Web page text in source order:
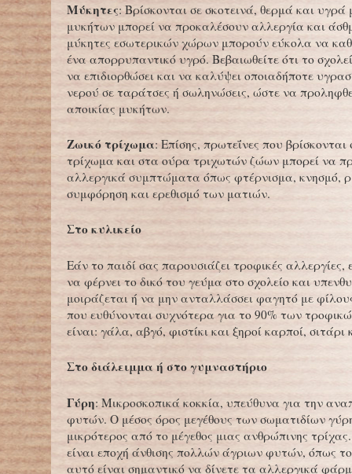
Μύκητες: Βρίσκονται σε σκοτεινά, θερμά και υγρά
μυκήτων μπορεί να προκαλέσουν αλλεργία και
μύκητες εσωτερικών χώρων μπορούν εύκολα να
ένα απορρυπαντικό υγρό. Βεβαιωθείτε ότι το
να επιδιορθώσει και να καλύψει οποιαδήποτε
νερού σε ταράτσες ή σωληνώσεις, ώστε να
αποικίας μυκήτων.
Ζωικό τρίχωμα: Επίσης, πρωτεΐνες που
τρίχωμα και στα ούρα τριχωτών ζώων μπορεί να
αλλεργικά συμπτώματα όπως φτέρνισμα, κνησμό,
συμφόρηση και ερεθισμό των ματιών.
Στο κυλικείο
Εάν το παιδί σας παρουσιάζει τροφικές αλλεργίες,
να φέρνει το δικό του γεύμα στο σχολείο και
μοιράζεται ή να μην ανταλλάσσει φαγητό με
που ευθύνονται συχνότερα για το 90% των
είναι: γάλα, αβγό, φιστίκι και ξηροί καρποί, σιτάρι
Στο διάλειμμα ή στο γυμναστήριο
Γύρη: Μικροσκοπικά κοκκία, υπεύθυνα για την
φυτών. Ο μέσος όρος μεγέθους των σωματιδίων
μικρότερος από το μέγεθος μιας ανθρώπινης
είναι εποχή άνθισης πολλών άγριων φυτών, όπως το
αυτό είναι σημαντικό να δίνετε τα αλλεργικά